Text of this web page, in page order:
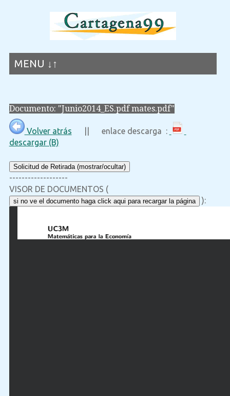
MENU ↓↑
Documento: "Junio2014_ES.pdf mates.pdf"
Volver atrás || enlace descarga :
descargar (B)
Solicitud de Retirada (mostrar/ocultar)
-------------------
VISOR DE DOCUMENTOS (
si no ve el documento haga click aqui para recargar la página ):